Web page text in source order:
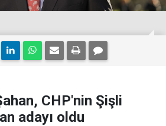
CHP'nin Şişli
adayı oldu